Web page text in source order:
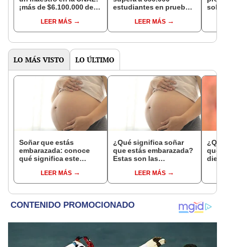
¡más de $6.100.000 de
LEER MÁS
estudiantes en pruebas
puntaje perfecto
LEER MÁS
LO MÁS VISTO LO ÚLTIMO
Soñar que estás
embarazada: conoce
qué significa este
LEER MÁS
¿Qué significa soñar
que estás embarazada?
Estas son las
comunesLEER MÁS
que